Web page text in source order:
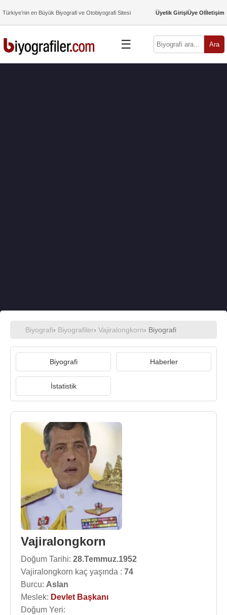
Türkiye’nin en Büyük Biyografi ve Otobiyografi Sitesi Üyelik GirişiÜye Olİletişim
☰ Ara
Biyografi› Biyografiler› Vajiralongkorn› Biyografi
Biyografi Haberler
İstatistik
Vajiralongkorn
Doğum Tarihi: 28.Temmuz.1952
Vajiralongkorn kaç yaşında : 74
Burcu: Aslan
Meslek: Devlet Başkanı
Doğum Yeri: